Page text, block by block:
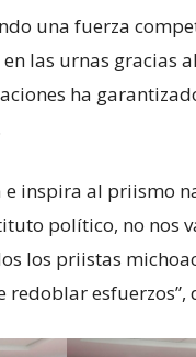
una fuerza
en las urnas
ha
e inspira al priismo
político, no nos
los priistas
esfuerzos”,